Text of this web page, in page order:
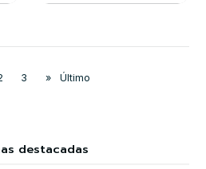
3 » Último
destacadas